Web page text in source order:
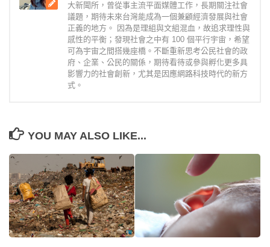
大新聞所，曾從事主流平面媒體工作，長期關注社會
議題，期待未來台灣能成為一個兼顧經濟發展與社會
正義的地方。 因為是理組與文組混血，故追求理性與
感性的平衡；發現社會之中有 100 個平行宇宙，希望
可為宇宙之間搭幾座橋。不斷重新思考公民社會的政
府、企業、公民的關係，期待看待或參與孵化更多具
影響力的社會創新，尤其是因應網路科技時代的新方
式。
YOU MAY ALSO LIKE...